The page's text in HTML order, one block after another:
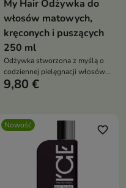
My Hair Odżywka do
włosów matowych,
kręconych i puszących
250 ml
Odżywka stworzona z myślą o
codziennej pielęgnacji włosów
wymagających wygładzenia i
9,80 €
Nowość favorite_border